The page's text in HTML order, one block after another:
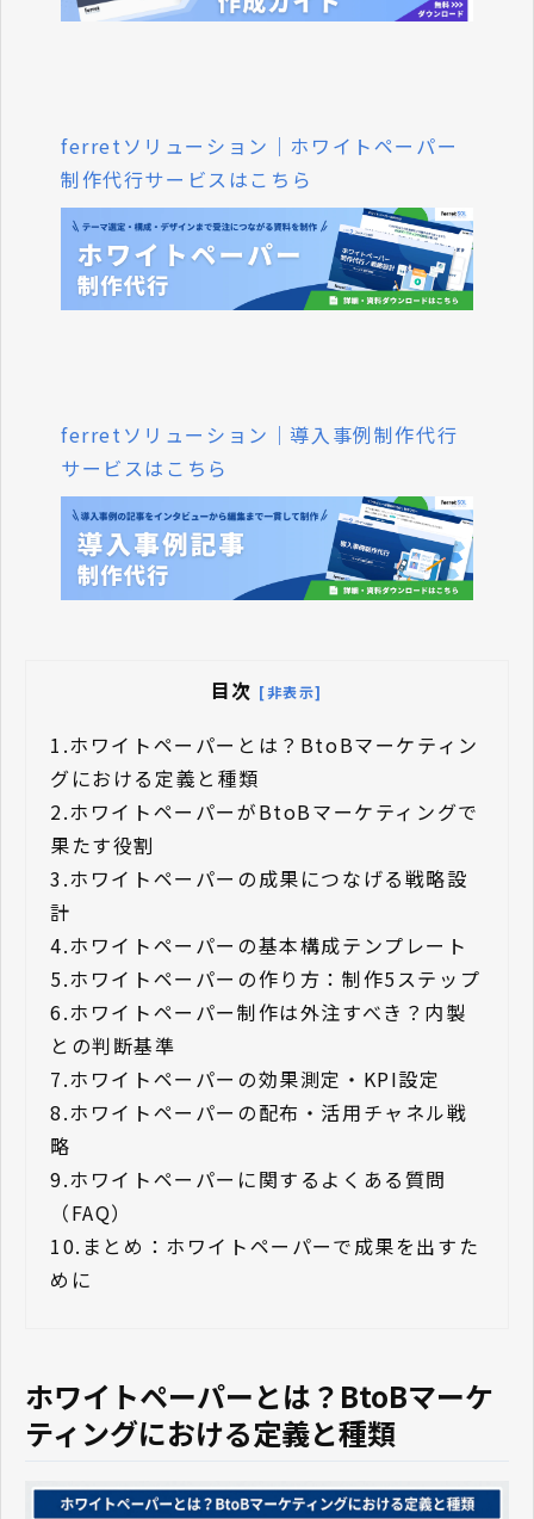
ferretソリューション｜ホワイトペーパー
制作代行サービスはこちら
ferretソリューション｜導入事例制作代行
サービスはこちら
目次 [非表示]
1.ホワイトペーパーとは？BtoBマーケティン
グにおける定義と種類
2.ホワイトペーパーがBtoBマーケティングで
果たす役割
3.ホワイトペーパーの成果につなげる戦略設
計
4.ホワイトペーパーの基本構成テンプレート
5.ホワイトペーパーの作り方：制作5ステップ
6.ホワイトペーパー制作は外注すべき？内製
との判断基準
7.ホワイトペーパーの効果測定・KPI設定
8.ホワイトペーパーの配布・活用チャネル戦
略
9.ホワイトペーパーに関するよくある質問
（FAQ）
10. まとめ：ホワイトペーパーで成果を出すた
めに
ホワイトペーパーとは？BtoBマーケ
ティングにおける定義と種類